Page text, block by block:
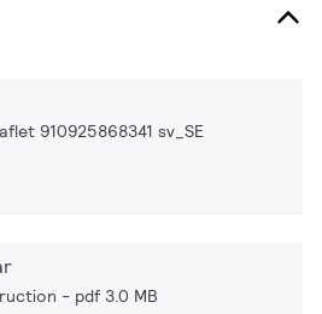
910925868341 sv_SE
pdf 3.0 MB